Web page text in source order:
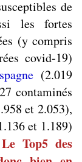
de
les fortes
(y compris
covid-19)
(2.019
contaminés
et 2.053),
et 1.189)
Le Top5 des